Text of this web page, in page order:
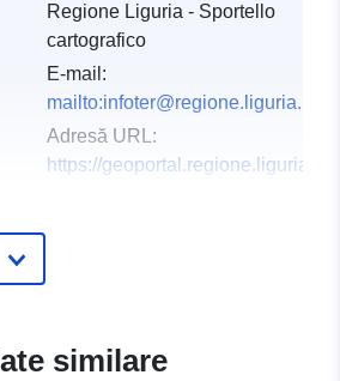
Regione Liguria - Sportello
cartografico
E-mail:
mailto:infoter@regione.liguria.it
Adresă URL:
https://geoportal.regione.liguria.it
similare